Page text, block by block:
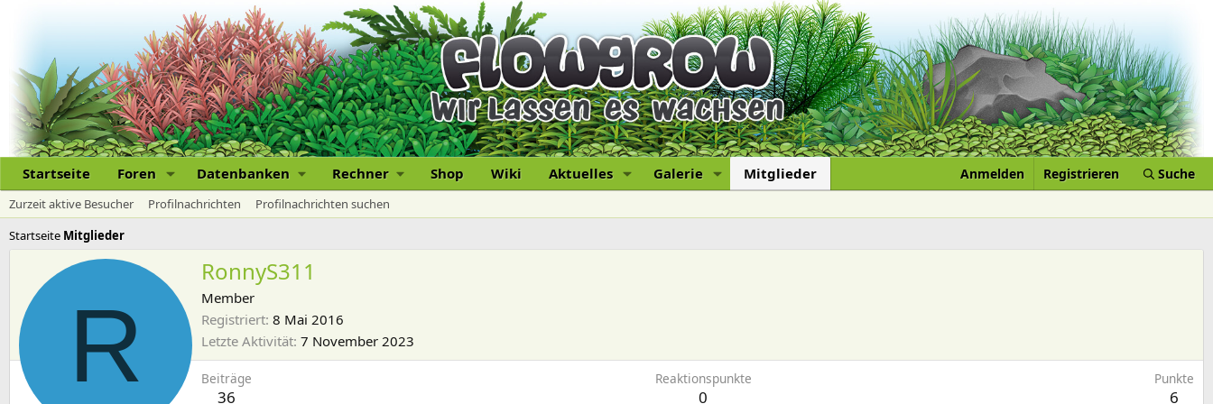
Startseite Foren Datenbanken Rechner Shop Wiki Aktuelles Galerie Mitglieder Anmelden Registrieren Suche
Zurzeit aktive Besucher Profilnachrichten
Profilnachrichten suchen
Startseite Mitglieder
R
RonnyS311
Member
Registriert 8 Mai 2016
Letzte Aktivität 7 November 2023
Beiträge
36
Reaktionspunkte
0
Punkte
6